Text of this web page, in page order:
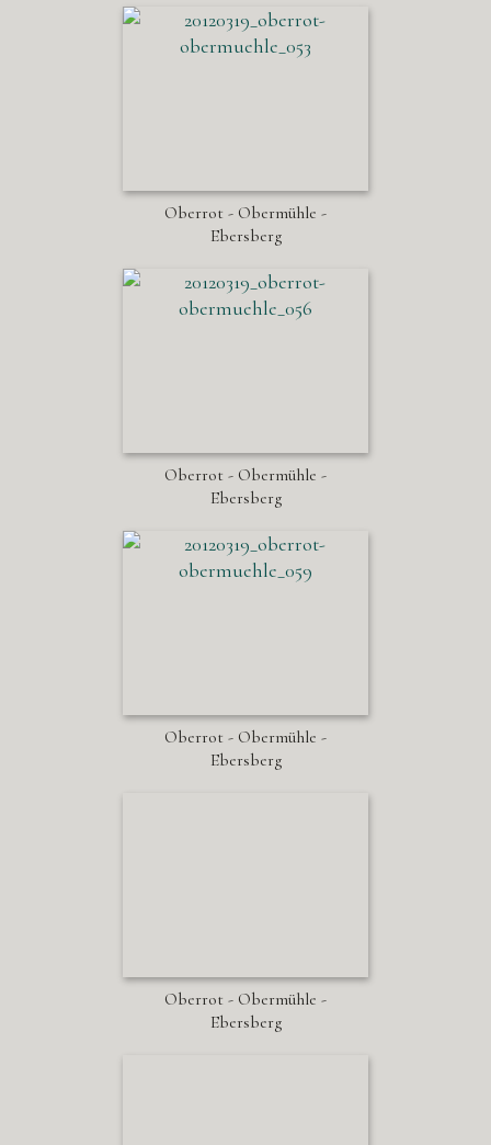
Oberrot - Obermühle -
Ebersberg
Oberrot - Obermühle -
Ebersberg
Oberrot - Obermühle -
Ebersberg
Oberrot - Obermühle -
Ebersberg